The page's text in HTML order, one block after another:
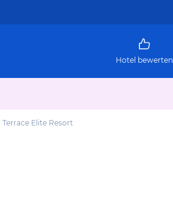
Hotel bewerten
Terrace Elite Resort